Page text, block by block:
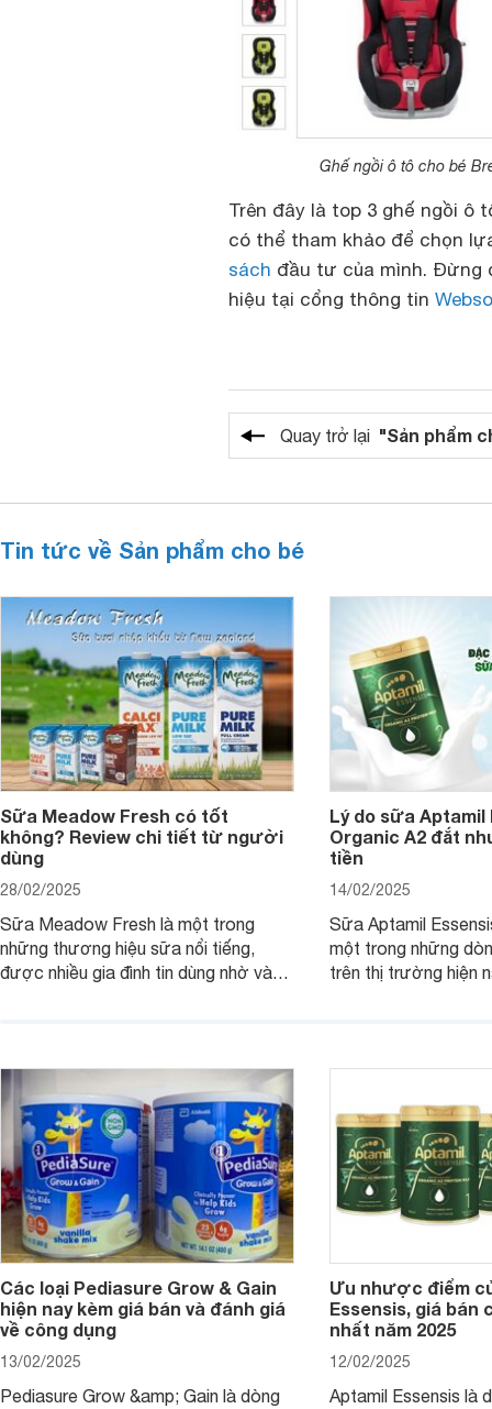
Ghế ngồi ô tô cho bé
Trên đây là top 3 ghế ngồi ô
có thể tham khảo để chọn
sách đầu tư của mình. Đừng
hiệu tại cổng thông tin
Quay trở lại "Sản phẩm
Tin tức về Sản phẩm cho bé
Sữa Meadow Fresh có tốt
không? Review chi tiết từ người
dùng
28/02/2025
Sữa Meadow Fresh là một trong
những thương hiệu sữa nổi tiếng,
được nhiều gia đình tin dùng nhờ vào
dưỡng có gì đặc biệt? Giá sữa
Meadow Fresh trên thị trường hiện
nay ra sao? Hãy cùng tìm hiểu ngay.
Lý do sữa Aptamil
Organic A2 đắt
tiền
14/02/2025
Sữa Aptamil
một trong những
trên thị trường hiện
hơn so với các
4 yếu tố sau.
Các loại Pediasure Grow & Gain
hiện nay kèm giá bán và đánh giá
về công dụng
13/02/2025
Pediasure Grow &amp; Gain là dòng
Ưu nhược điểm
Essensis, giá bán
nhất năm 2025
12/02/2025
Aptamil Essensis là